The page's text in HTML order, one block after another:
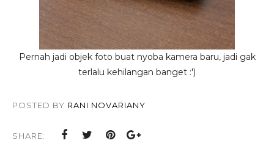
Pernah jadi objek foto buat nyoba kamera baru, jadi gak
terlalu kehilangan banget :')
POSTED BY RANI NOVARIANY
SHARE: